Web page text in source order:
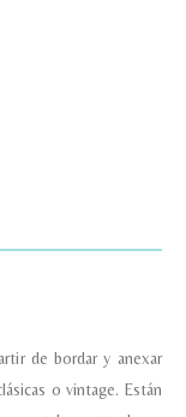
de bordar y anexar
o vintage. Están